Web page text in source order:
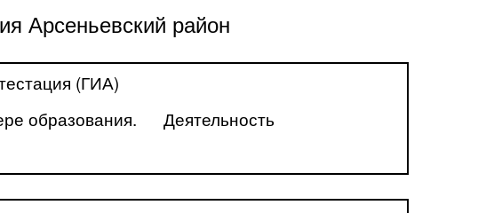
Арсеньевский район
(ГИА)
образования.
Деятельность